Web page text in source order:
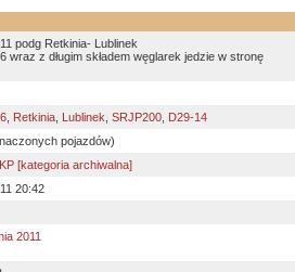
podg Retkinia- Lublinek
wraz z długim składem węglarek jedzie w stronę
Retkinia Lublinek SRJP200 D29-14
pojazdów)
[kategoria archiwalna]
20:42
2011